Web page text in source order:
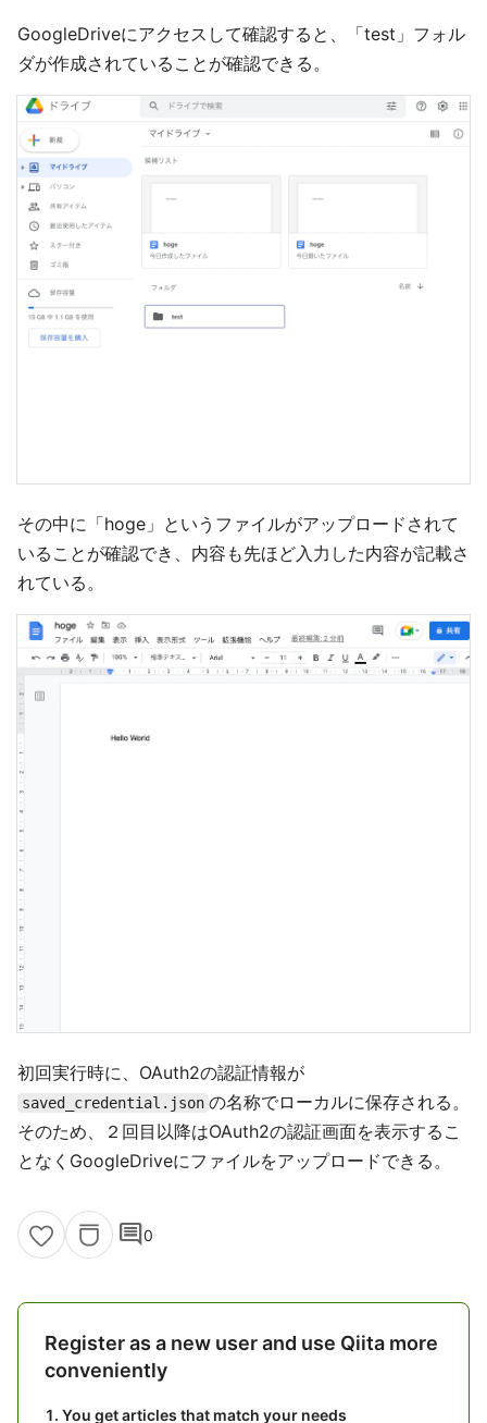
GoogleDriveにアクセスして確認すると、「test」フォル
ダが作成されていることが確認できる。
その中に「hoge」というファイルがアップロードされて
いることが確認でき、内容も先ほど入力した内容が記載さ
れている。
初回実行時に、OAuth2の認証情報が
saved_credential.json の名称でローカルに保存される。
そのため、２回目以降はOAuth2の認証画面を表示するこ
となくGoogleDriveにファイルをアップロードできる。
comment0
Register as a new user and use Qiita more
conveniently
You get articles that match your needs